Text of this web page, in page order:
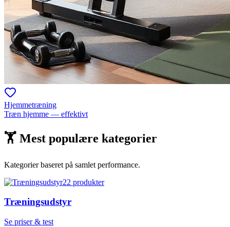
Hjemmetræning
Træn hjemme — effektivt
🏋 Mest populære kategorier
Kategorier baseret på samlet performance.
22 produkter
Træningsudstyr
Se priser & test